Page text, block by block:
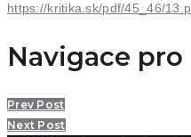
https://kritika.sk/pdf/45_46/
Navigace
Prev Post
Next Post